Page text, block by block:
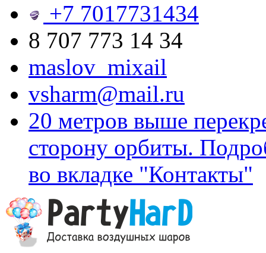
+7 7017731434
8 707 773 14 34
maslov_mixail
vsharm@mail.ru
20 метров выше
сторону орбиты.
во вкладке "Контакты"